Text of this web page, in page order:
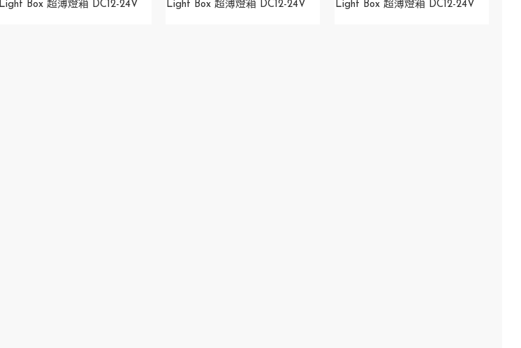
Light Box 超薄燈箱 DC12-24V Light Box 超薄燈箱 DC12-24V Light Box 超薄燈箱 DC12-24V